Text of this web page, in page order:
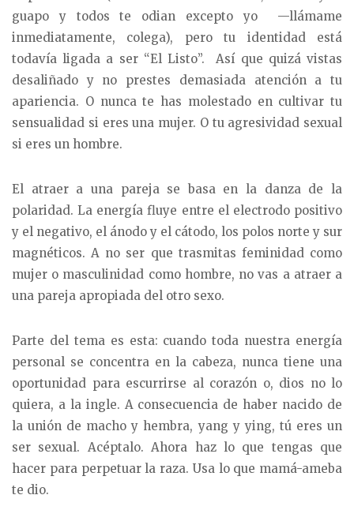
guapo y todos te odian excepto yo —llámame
inmediatamente, colega), pero tu identidad está
todavía ligada a ser “El Listo”. Así que quizá vistas
desaliñado y no prestes demasiada atención a tu
apariencia. O nunca te has molestado en cultivar tu
sensualidad si eres una mujer. O tu agresividad sexual
si eres un hombre.
El atraer a una pareja se basa en la danza de la
polaridad. La energía fluye entre el electrodo positivo
y el negativo, el ánodo y el cátodo, los polos norte y sur
magnéticos. A no ser que trasmitas feminidad como
mujer o masculinidad como hombre, no vas a atraer a
una pareja apropiada del otro sexo.
Parte del tema es esta: cuando toda nuestra energía
personal se concentra en la cabeza, nunca tiene una
oportunidad para escurrirse al corazón o, dios no lo
quiera, a la ingle. A consecuencia de haber nacido de
la unión de macho y hembra, yang y ying, tú eres un
ser sexual. Acéptalo. Ahora haz lo que tengas que
hacer para perpetuar la raza. Usa lo que mamá-ameba
te dio.